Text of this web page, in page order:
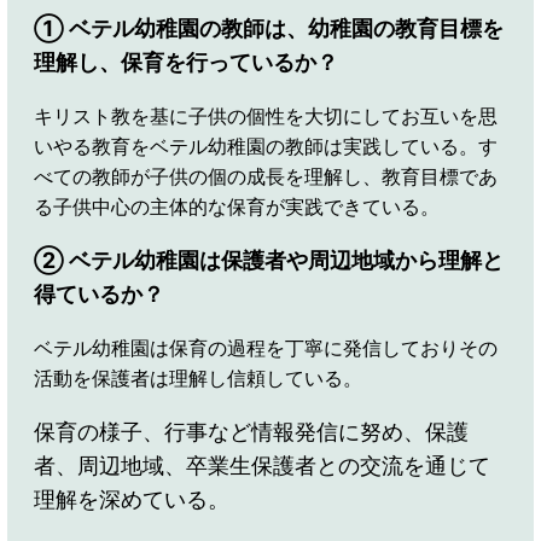
① ベテル幼稚園の教師は、幼稚園の教育目標を
理解し、保育を行っているか？
キリスト教を基に子供の個性を大切にしてお互いを思
いやる教育をベテル幼稚園の教師は実践している。す
べての教師が子供の個の成長を理解し、教育目標であ
る子供中心の主体的な保育が実践できている。
② ベテル幼稚園は保護者や周辺地域から理解と
得ているか？
ベテル幼稚園は保育の過程を丁寧に発信しておりその
活動を保護者は理解し信頼している。
保育の様子、行事など情報発信に努め、保護
者、周辺地域、卒業生保護者との交流を通じて
理解を深めている。